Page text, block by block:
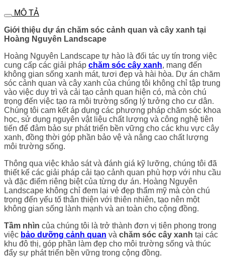
MÔ TẢ
Giới thiệu dự án chăm sóc cảnh quan và cây xanh tại
Hoàng Nguyên Landscape
Hoàng Nguyên Landscape tự hào là đối tác uy tín trong việc
cung cấp các giải pháp chăm sóc cây xanh, mang đến
không gian sống xanh mát, tươi đẹp và hài hòa. Dự án chăm
sóc cảnh quan và cây xanh của chúng tôi không chỉ tập trung
vào việc duy trì và cải tạo cảnh quan hiện có, mà còn chú
trọng đến việc tạo ra môi trường sống lý tưởng cho cư dân.
Chúng tôi cam kết áp dụng các phương pháp chăm sóc khoa
học, sử dụng nguyên vật liệu chất lượng và công nghệ tiên
tiến để đảm bảo sự phát triển bền vững cho các khu vực cây
xanh, đồng thời góp phần bảo vệ và nâng cao chất lượng
môi trường sống.
Thông qua việc khảo sát và đánh giá kỹ lưỡng, chúng tôi đã
thiết kế các giải pháp cải tạo cảnh quan phù hợp với nhu cầu
và đặc điểm riêng biệt của từng dự án. Hoàng Nguyên
Landscape không chỉ đem lại vẻ đẹp thẩm mỹ mà còn chú
trọng đến yếu tố thân thiện với thiên nhiên, tạo nên một
không gian sống lành mạnh và an toàn cho cộng đồng.
Tầm nhìn của chúng tôi là trở thành đơn vị tiên phong trong
việc bảo dưỡng cảnh quan và chăm sóc cây xanh tại các
khu đô thị, góp phần làm đẹp cho môi trường sống và thúc
đẩy sự phát triển bền vững trong cộng đồng.